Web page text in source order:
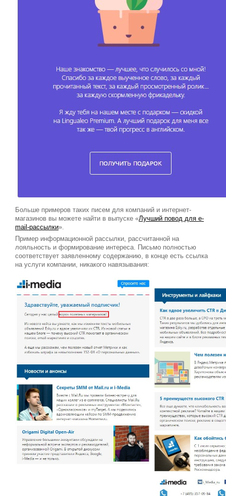
Больше примеров таких писем для компаний и интернет-
магазинов вы можете найти в выпуске «Лучший повод для e-
mail-рассылки».
Пример информационной рассылки, рассчитанной на
лояльность и формирование интереса. Письмо полностью
соответствует заявленному содержанию, в конце есть ссылка
на услуги компании, никакого навязывания: